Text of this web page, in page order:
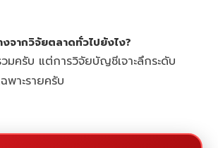
จากวิจัยตลาดทั่วไปยังไง?
มครับ แต่การวิจัยบัญชีเจาะลึกระดับ
าะรายครับ